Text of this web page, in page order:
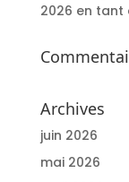
2026 en tant
Archives
juin 2026
mai 2026